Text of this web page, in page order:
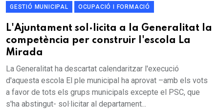
GESTIÓ MUNICIPAL OCUPACIÓ I FORMACIÓ
L'Ajuntament sol·licita a la Generalitat la
competència per construir l'escola La
Mirada
La Generalitat ha descartat calendaritzar l'execució
d'aquesta escola El ple municipal ha aprovat –amb els vots
a favor de tots els grups municipals excepte el PSC, que
s'ha abstingut- sol·licitar al departament...